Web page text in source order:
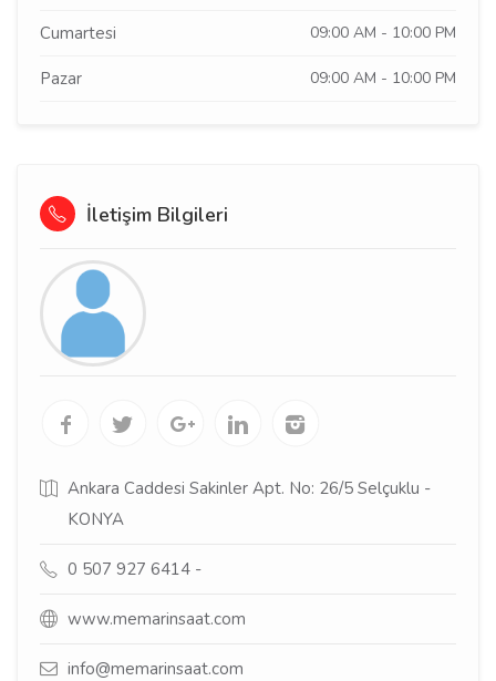
Cumartesi 09:00 AM - 10:00 PM
Pazar 09:00 AM - 10:00 PM
İletişim Bilgileri
Ankara Caddesi Sakinler Apt. No: 26/5 Selçuklu -
KONYA
0 507 927 6414 -
www.memarinsaat.com
info@memarinsaat.com